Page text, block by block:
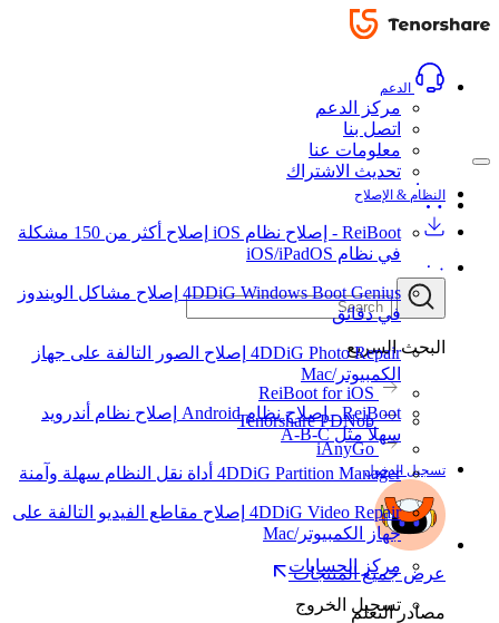
الدعم
مركز الدعم
اتصل بنا
معلومات عنا
تحديث الاشتراك
البحث السريع
ReiBoot for iOS
Tenorshare PDNob
iAnyGo
تسجيل الدخول
مركز الحسابات
تسجيل الخروج
النظام & الإصلاح
ReiBoot - إصلاح نظام iOS
إصلاح أكثر من 150 مشكلة
في نظام iOS/iPadOS
4DDiG Windows Boot Genius إصلاح مشاكل الويندوز
في دقائق
4DDiG Photo Repair إصلاح الصور التالفة على جهاز
الكمبيوتر/Mac
ReiBoot - إصلاح نظام Android
إصلاح نظام أندرويد
سهلاً مثل A-B-C
4DDiG Partition Manager أداة نقل النظام سهلة وآمنة
4DDiG Video Repair إصلاح مقاطع الفيديو التالفة على
جهاز الكمبيوتر/Mac
عرض جميع المنتجات
مصادر التعلم